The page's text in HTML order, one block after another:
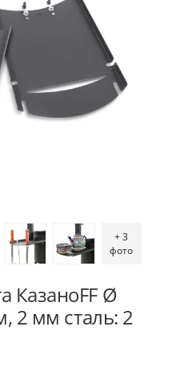
+ 3
фото
КазаноFF Ø
2 мм сталь: 2